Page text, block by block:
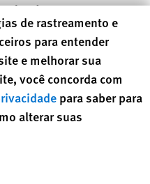
de 2013.
abril de 2014.
das vítimas,
omitidos.
Geral do Disque
Humanos da Presidência
em resposta a um pedido
das Nações Unidas para a
de rastreamento e
para entender
e melhorar sua
você concorda com
para saber para
alterar suas